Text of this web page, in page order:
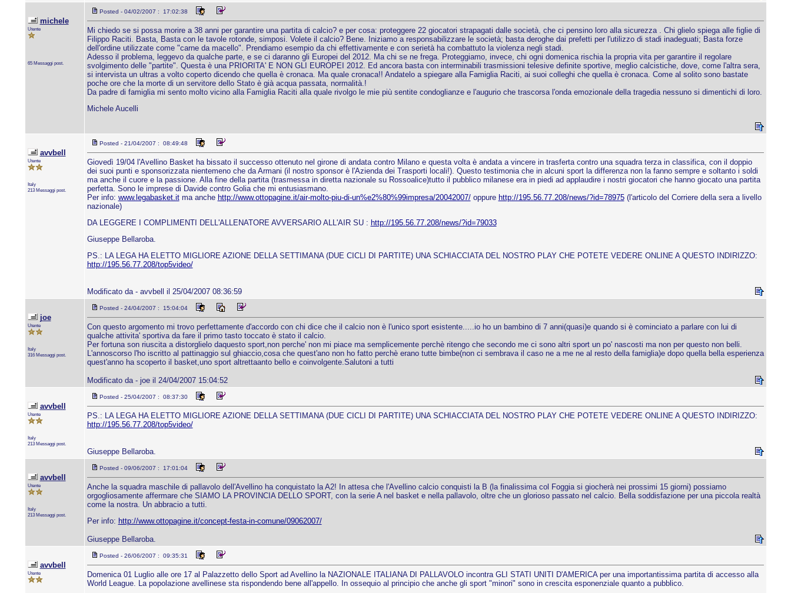
michele
Utente
65 Messaggi post.
Posted - 04/02/2007 : 17:02:38
Mi chiedo se si possa morire a 38 anni per garantire una partita di calcio? e per cosa: proteggere 22 giocatori strapagati dalle società, che ci pensino loro alla sicurezza . Chi glielo spiega alle figlie di
Filippo Raciti. Basta, Basta con le tavole rotonde, simposi. Volete il calcio? Bene. Iniziamo a responsabilizzare le società; basta deroghe dai prefetti per l'utilizzo di stadi inadeguati; Basta forze
dell'ordine utilizzate come "carne da macello". Prendiamo esempio da chi effettivamente e con serietà ha combattuto la violenza negli stadi.
Adesso il problema, leggevo da qualche parte, e se ci daranno gli Europei del 2012. Ma chi se ne frega. Proteggiamo, invece, chi ogni domenica rischia la propria vita per garantire il regolare
svolgimento delle "partite". Questa è una PRIORITA' E NON GLI EUROPEI 2012. Ed ancora basta con interminabili trasmissioni telesive definite sportive, meglio calcistiche, dove, come l'altra sera,
si intervista un ultras a volto coperto dicendo che quella è cronaca. Ma quale cronaca!! Andatelo a spiegare alla Famiglia Raciti, ai suoi colleghi che quella è cronaca. Come al solito sono bastate
poche ore che la morte di un servitore dello Stato è già acqua passata, normalità.!
Da padre di famiglia mi sento molto vicino alla Famiglia Raciti alla quale rivolgo le mie più sentite condoglianze e l'augurio che trascorsa l'onda emozionale della tragedia nessuno si dimentichi di loro.
Michele Aucelli
avvbell
Utente
Italy
213 Messaggi post.
Posted - 21/04/2007 : 08:49:48
Giovedì 19/04 l'Avellino Basket ha bissato il successo ottenuto nel girone di andata contro Milano e questa volta è andata a vincere in trasferta contro una squadra terza in classifica, con il doppio
dei suoi punti e sponsorizzata nientemeno che da Armani (il nostro sponsor è l'Azienda dei Trasporti locali!). Questo testimonia che in alcuni sport la differenza non la fanno sempre e soltanto i soldi
ma anche il cuore e la passione. Alla fine della partita (trasmessa in diretta nazionale su Rossoalice)tutto il pubblico milanese era in piedi ad applaudire i nostri giocatori che hanno giocato una partita
perfetta. Sono le imprese di Davide contro Golia che mi entusiasmano.
Per info: www.legabasket.itma anche http://www.ottopagine.it/air-molto-piu-di-un%e2%80%99impresa/20042007/oppure http://195.56.77.208/news/?id=78975(l'articolo del Corriere della sera a livello
nazionale)
DA LEGGERE I COMPLIMENTI DELL'ALLENATORE AVVERSARIO ALL'AIR SU : http://195.56.77.208/news/?id=79033
Giuseppe Bellaroba.
PS.: LA LEGA HA ELETTO MIGLIORE AZIONE DELLA SETTIMANA (DUE CICLI DI PARTITE) UNA SCHIACCIATA DEL NOSTRO PLAY CHE POTETE VEDERE ONLINE A QUESTO INDIRIZZO:
http://195.56.77.208/top5video/
Modificato da - avvbell il 25/04/2007 08:36:59
joe
Utente
Italy
316 Messaggi post.
Posted - 24/04/2007 : 15:04:04
Con questo argomento mi trovo perfettamente d'accordo con chi dice che il calcio non è l'unico sport esistente.....io ho un bambino di 7 anni(quasi)e quando si è cominciato a parlare con lui di
qualche attivita' sportiva da fare il primo tasto toccato è stato il calcio.
Per fortuna son riuscita a distorglielo daquesto sport,non perche' non mi piace ma semplicemente perchè ritengo che secondo me ci sono altri sport un po' nascosti ma non per questo non belli.
L'annoscorso l'ho iscritto al pattinaggio sul ghiaccio,cosa che quest'ano non ho fatto perchè erano tutte bimbe(non ci sembrava il caso ne a me ne al resto della famiglia)e dopo quella bella esperienza
quest'anno ha scoperto il basket,uno sport altrettaanto bello e coinvolgente.Salutoni a tutti
Modificato da - joe il 24/04/2007 15:04:52
avvbell
Utente
Italy
213 Messaggi post.
Posted - 25/04/2007 : 08:37:30
PS.: LA LEGA HA ELETTO MIGLIORE AZIONE DELLA SETTIMANA (DUE CICLI DI PARTITE) UNA SCHIACCIATA DEL NOSTRO PLAY CHE POTETE VEDERE ONLINE A QUESTO INDIRIZZO:
http://195.56.77.208/top5video/
Giuseppe Bellaroba.
avvbell
Utente
Italy
213 Messaggi post.
Posted - 09/06/2007 : 17:01:04
Anche la squadra maschile di pallavolo dell'Avellino ha conquistato la A2! In attesa che l'Avellino calcio conquisti la B (la finalissima col Foggia si giocherà nei prossimi 15 giorni) possiamo
orgogliosamente affermare che SIAMO LA PROVINCIA DELLO SPORT, con la serie A nel basket e nella pallavolo, oltre che un glorioso passato nel calcio. Bella soddisfazione per una piccola realtà
come la nostra. Un abbracio a tutti.
Per info: http://www.ottopagine.it/concept-festa-in-comune/09062007/
Giuseppe Bellaroba.
avvbell
Utente
Posted - 26/06/2007 : 09:35:31
Domenica 01 Luglio alle ore 17 al Palazzetto dello Sport ad Avellino la NAZIONALE ITALIANA DI PALLAVOLO incontra GLI STATI UNITI D'AMERICA per una importantissima partita di accesso alla
World League. La popolazione avellinese sta rispondendo bene all'appello. In ossequio al principio che anche gli sport "minori" sono in crescita esponenziale quanto a pubblico.